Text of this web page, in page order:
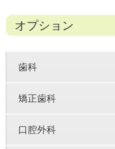
オプション
歯科
矯正歯科
口腔外科